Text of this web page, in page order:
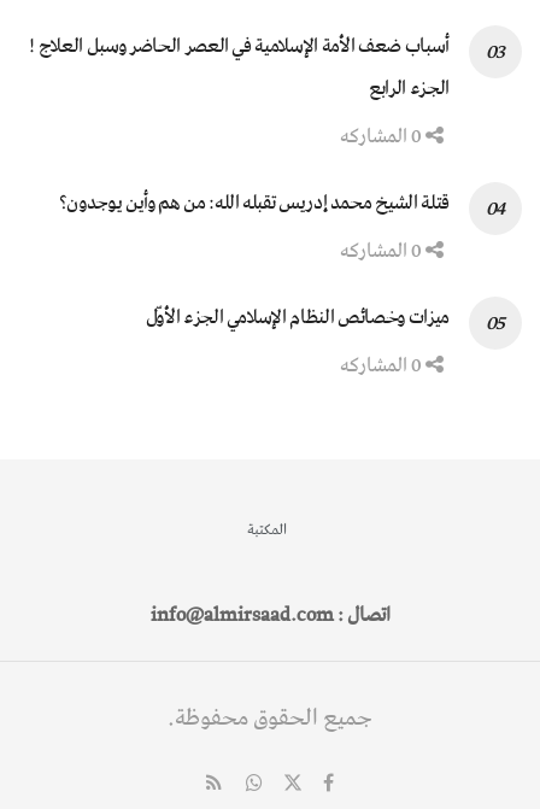
أسباب ضعف الأمة الإسلامية في العصر الحاضر وسبل العلاج !
الجزء الرابع
قتلة الشيخ محمد إدريس تقبله الله: من هم وأين يوجدون؟
ميزات وخصائص النظام الإسلامي الجزء الأوّل
المكتبة
اتصال : info@almirsaad.com
جميع الحقوق محفوظة.